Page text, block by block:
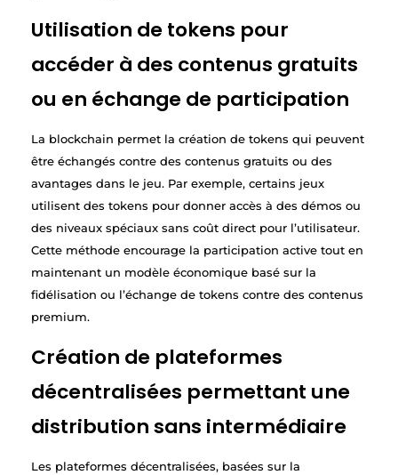
Utilisation de tokens pour
accéder à des contenus gratuits
ou en échange de participation
La blockchain permet la création de tokens qui peuvent
être échangés contre des contenus gratuits ou des
avantages dans le jeu. Par exemple, certains jeux
utilisent des tokens pour donner accès à des démos ou
des niveaux spéciaux sans coût direct pour l’utilisateur.
Cette méthode encourage la participation active tout en
maintenant un modèle économique basé sur la
fidélisation ou l’échange de tokens contre des contenus
premium.
Création de plateformes
décentralisées permettant une
distribution sans intermédiaire
Les plateformes décentralisées, basées sur la